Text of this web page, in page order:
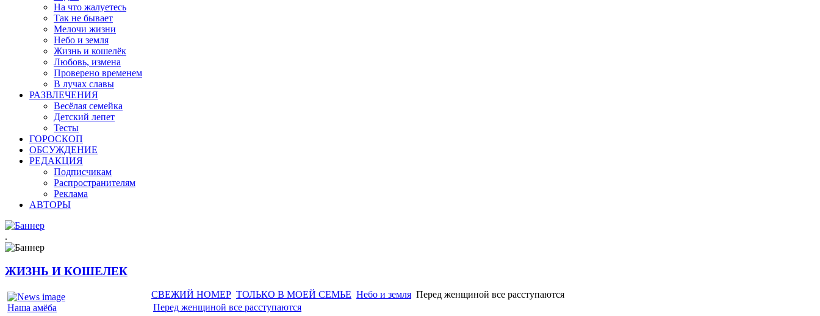
На что жалуетесь
Так не бывает
Мелочи жизни
Небо и земля
Жизнь и кошелёк
Любовь, измена
Проверено временем
В лучах славы
РАЗВЛЕЧЕНИЯ
Весёлая семейка
Детский лепет
Тесты
ГОРОСКОП
ОБСУЖДЕНИЕ
РЕДАКЦИЯ
Подписчикам
Распространителям
Реклама
АВТОРЫ
.
ЖИЗНЬ И КОШЕЛЕК
Наша амёба
СВЕЖИЙ НОМЕР ТОЛЬКО В МОЕЙ СЕМЬЕ Небо и земля Перед женщиной все расступаются
Перед женщиной все расступаются